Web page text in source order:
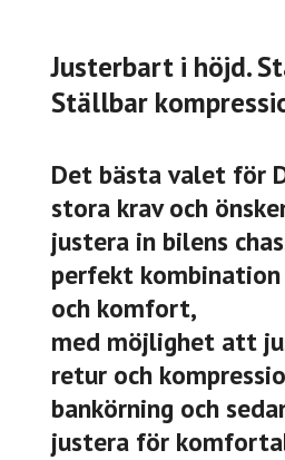
Justerbart i höjd.
Ställbar
Det bästa valet för
stora krav och
justera in bilens
perfekt
och komfort,
med möjlighet att
retur och
bankörning och
justera för